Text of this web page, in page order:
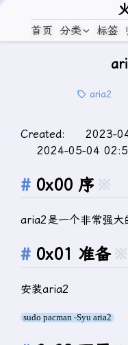
首页 分类 标签
aria2
Created: 2023-
2024-05-04
0x00 序
aria2是一个非常强大
0x01 准备
安装aria2
sudo pacman -Syu aria2